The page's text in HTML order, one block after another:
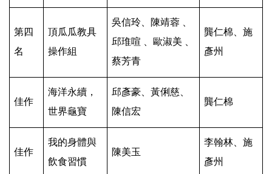
第四
名
頂瓜瓜教具
操作組
吳信玲、陳靖蓉 、
邱琟喧 、歐淑美 、
蔡芳青
龔仁棉、施
彥州
佳作
海洋永續，
世界龜寶
邱彥豪、黃俐慈、
陳信宏
龔仁棉
佳作
我的身體與
飲食習慣
陳美玉
李翰林、施
彥州